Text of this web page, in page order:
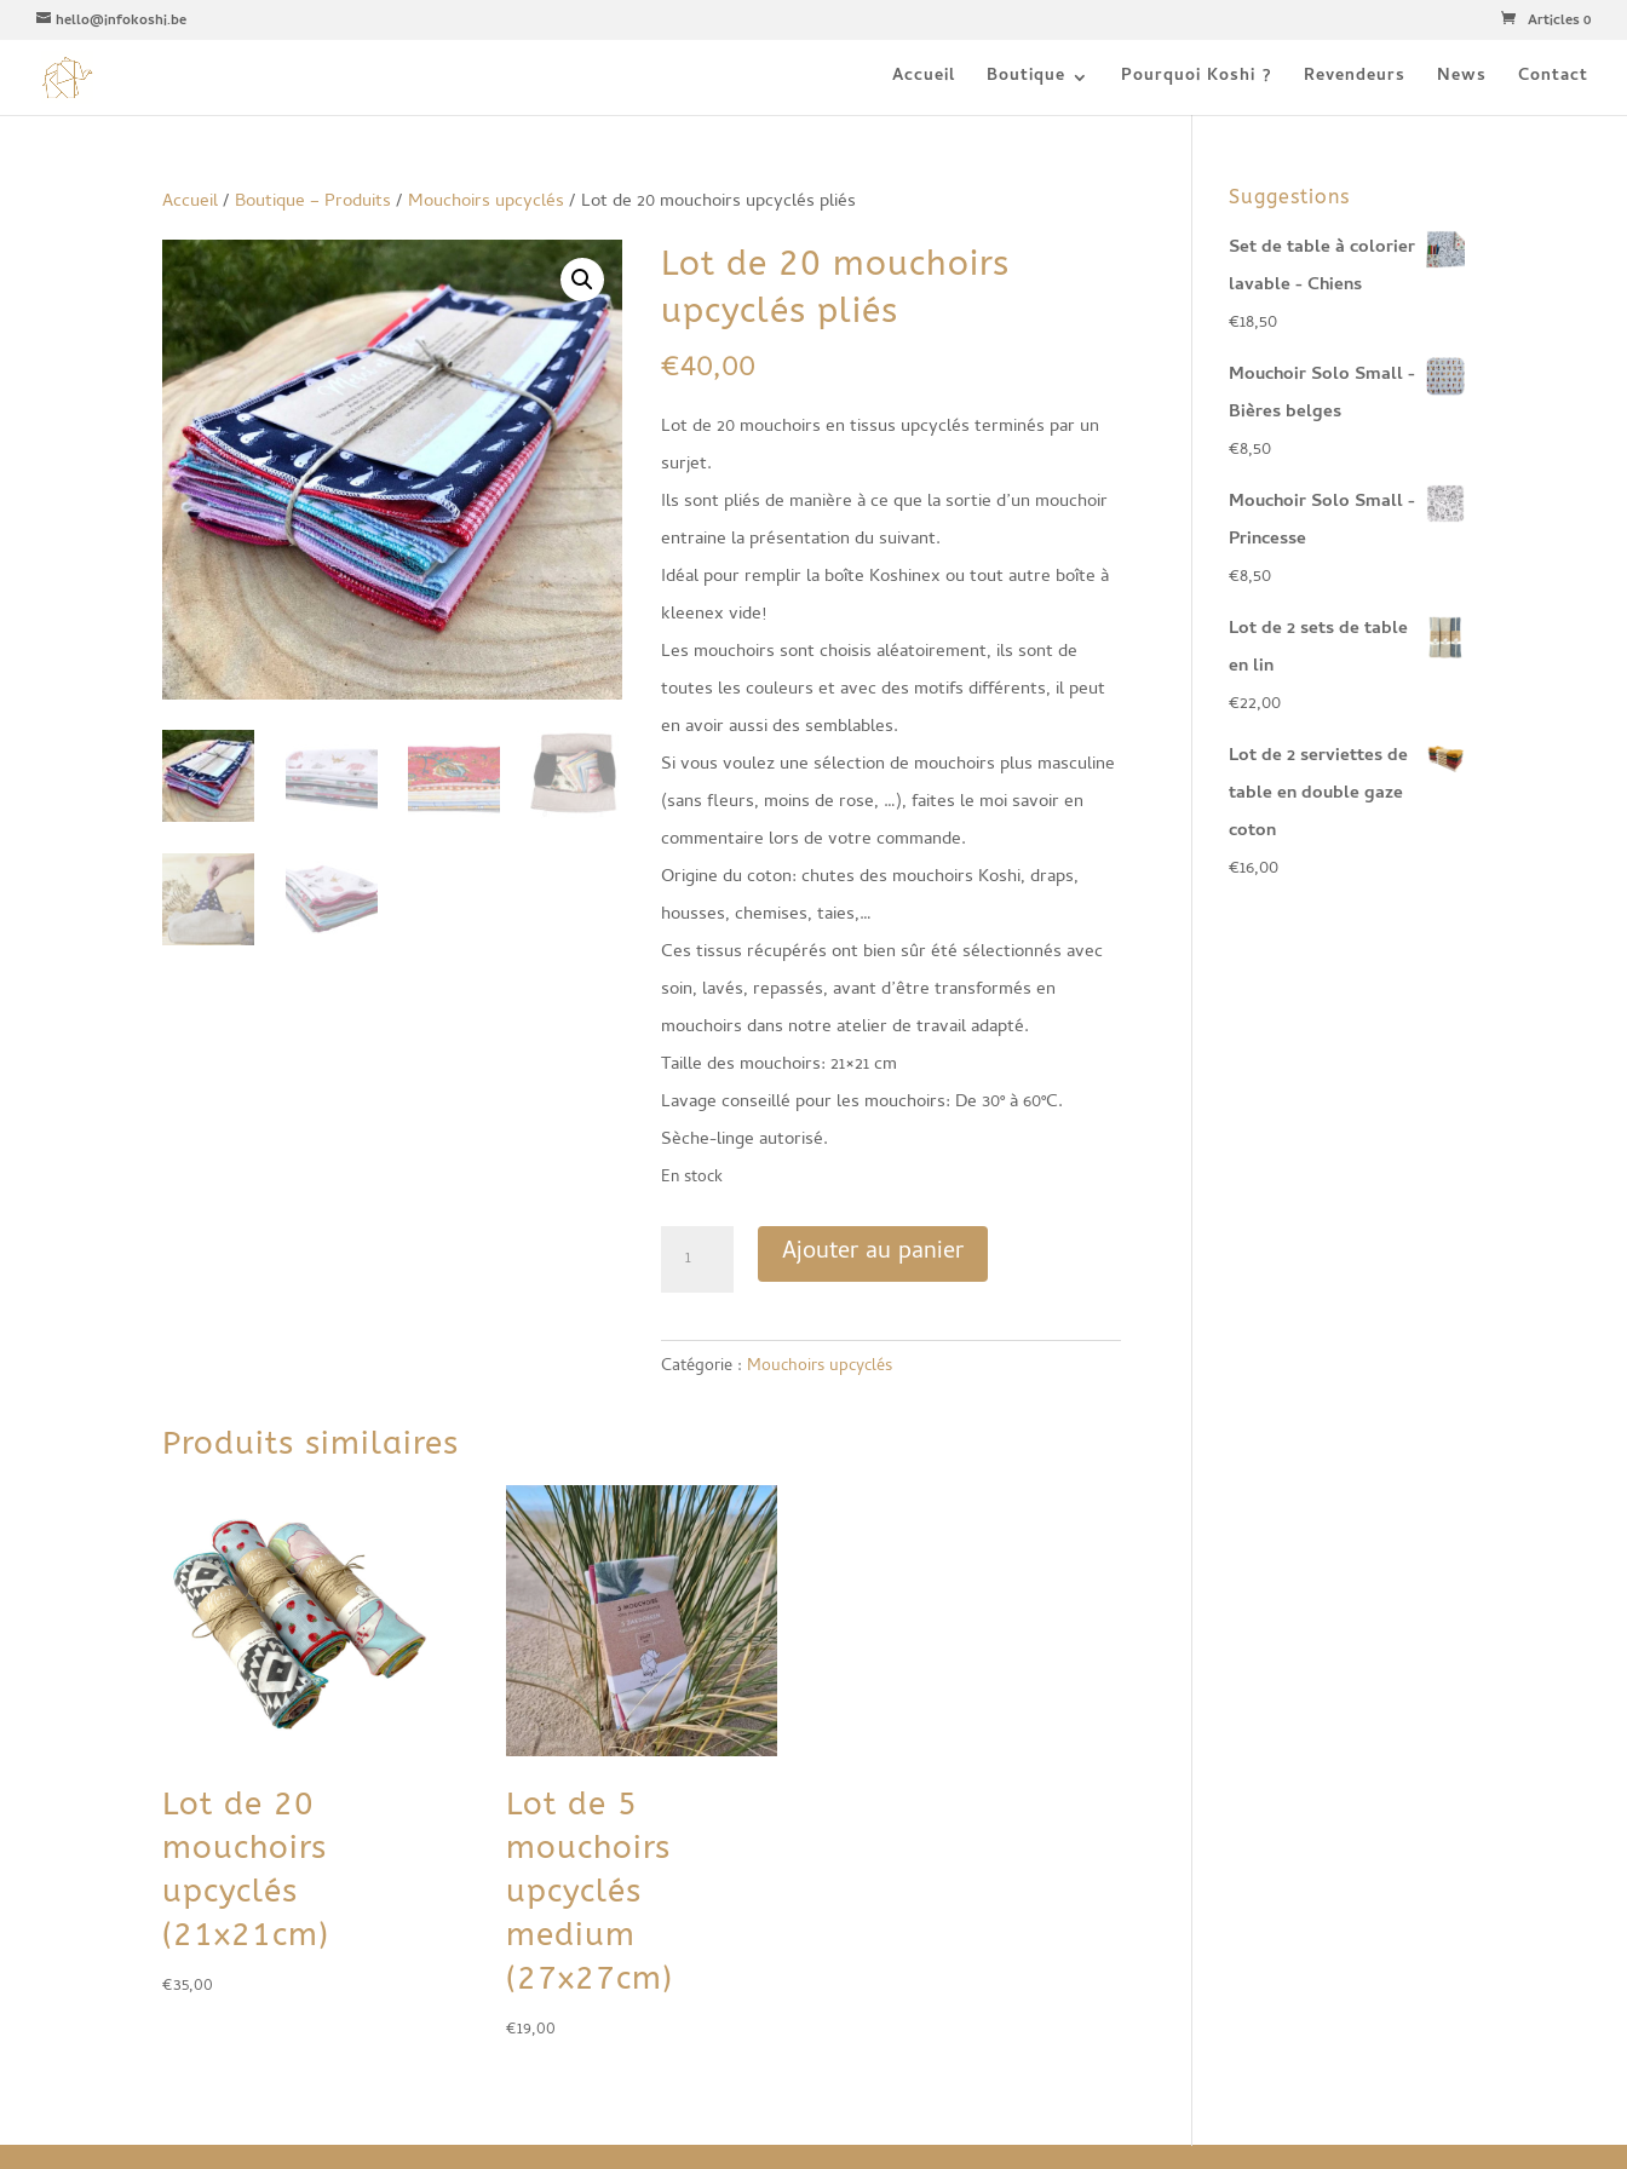
hello@infokoshi.be Articles 0
Accueil Boutique Pourquoi Koshi ? Revendeurs News Contact
Accueil/ Boutique – Produits / Mouchoirs upcyclés / Lot de 20 mouchoirs upcyclés pliés
Lot de 20 mouchoirs
upcyclés pliés
€40,00
Lot de 20 mouchoirs en tissus upcyclés terminés par un
surjet.
Ils sont pliés de manière à ce que la sortie d’un mouchoir
entraine la présentation du suivant.
Idéal pour remplir la boîte Koshinex ou tout autre boîte à
kleenex vide!
Les mouchoirs sont choisis aléatoirement, ils sont de
toutes les couleurs et avec des motifs différents, il peut
en avoir aussi des semblables.
Si vous voulez une sélection de mouchoirs plus masculine
(sans fleurs, moins de rose, …), faites le moi savoir en
commentaire lors de votre commande.
Origine du coton: chutes des mouchoirs Koshi, draps,
housses, chemises, taies,…
Ces tissus récupérés ont bien sûr été sélectionnés avec
soin, lavés, repassés, avant d’être transformés en
mouchoirs dans notre atelier de travail adapté.
Taille des mouchoirs: 21×21 cm
Lavage conseillé pour les mouchoirs: De 30° à 60°C.
Sèche-linge autorisé.
En stock
de
pliés
Ajouter au panier
Catégorie : Mouchoirs upcyclés
Produits similaires
Lot de 20
mouchoirs
upcyclés
(21x21cm)
€35,00
Lot de 5
mouchoirs
upcyclés
medium
(27x27cm)
€19,00
Suggestions
Set de table à colorier
lavable - Chiens
€18,50
Mouchoir Solo Small -
Bières belges
€8,50
Mouchoir Solo Small -
Princesse
€8,50
Lot de 2 sets de table
en lin
€22,00
Lot de 2 serviettes de
table en double gaze
coton
€16,00